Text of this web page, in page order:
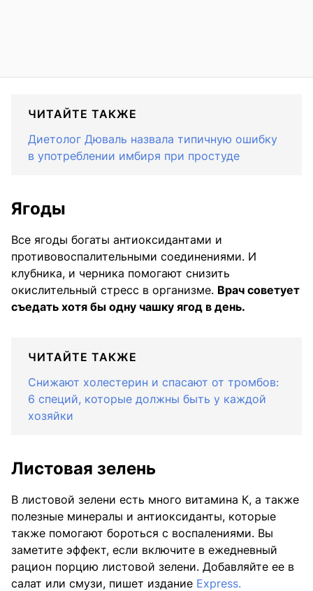
ЧИТАЙТЕ ТАКЖЕ
Диетолог Дюваль назвала типичную ошибку
в употреблении имбиря при простуде
Ягоды
Все ягоды богаты антиоксидантами и
противовоспалительными соединениями. И
клубника, и черника помогают снизить
окислительный стресс в организме. Врач советует
съедать хотя бы одну чашку ягод в день.
ЧИТАЙТЕ ТАКЖЕ
Снижают холестерин и спасают от тромбов:
6 специй, которые должны быть у каждой
хозяйки
Листовая зелень
В листовой зелени есть много витамина К, а также
полезные минералы и антиоксиданты, которые
также помогают бороться с воспалениями. Вы
заметите эффект, если включите в ежедневный
рацион порцию листовой зелени. Добавляйте ее в
салат или смузи, пишет издание Express.